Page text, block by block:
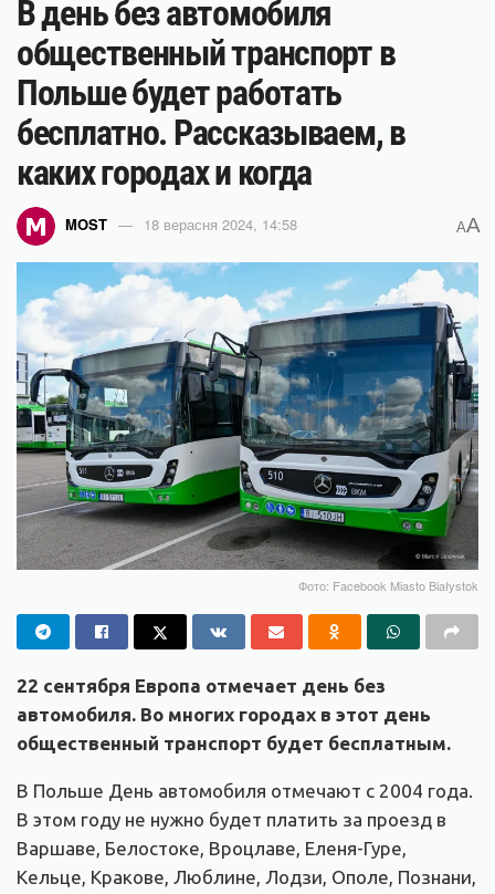
В день без автомобиля
общественный транспорт в
Польше будет работать
бесплатно. Рассказываем, в
каких городах и когда
MOST 18 верасня 2024, 14:58 AA
Фото: Facebook Miasto Białystok
22 сентября Европа отмечает день без
автомобиля. Во многих городах в этот день
общественный транспорт будет бесплатным.
В Польше День автомобиля отмечают с 2004 года.
В этом году не нужно будет платить за проезд в
Варшаве, Белостоке, Вроцлаве, Еленя-Гуре,
Кельце, Кракове, Люблине, Лодзи, Ополе, Познани,